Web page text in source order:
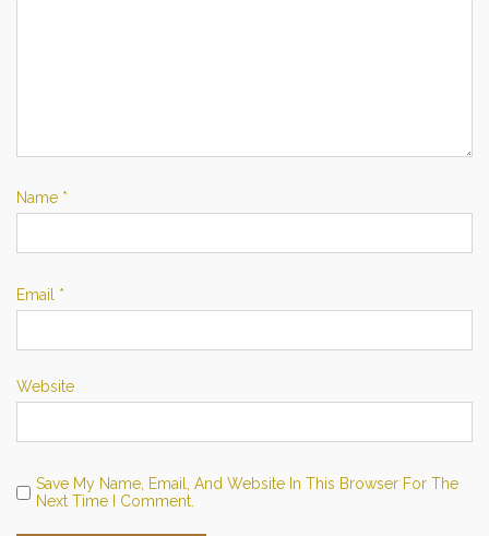
Name *
Email *
Website
Save My Name, Email, And Website In This Browser For The
Next Time I Comment.